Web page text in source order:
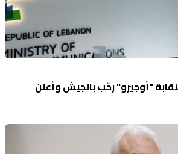
"أوجيرو" رحّب بالجيش وأعلن